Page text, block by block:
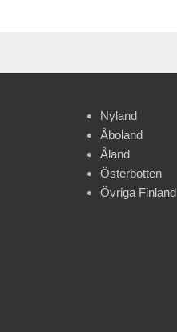
Nyland
Åboland
Åland
Österbotten
Övriga Finland